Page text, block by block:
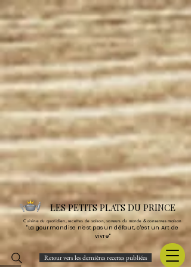
LES PETITS PLATS DU PRINCE
Cuisine du quotidien, recettes de saison, saveurs du monde & conserves maison
"La gourmandise n'est pas un défaut, c'est un Art de
vivre"
Retour vers les dernières recettes publiées